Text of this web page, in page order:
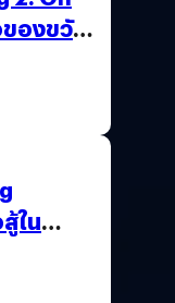
ของขวัญ
ใน